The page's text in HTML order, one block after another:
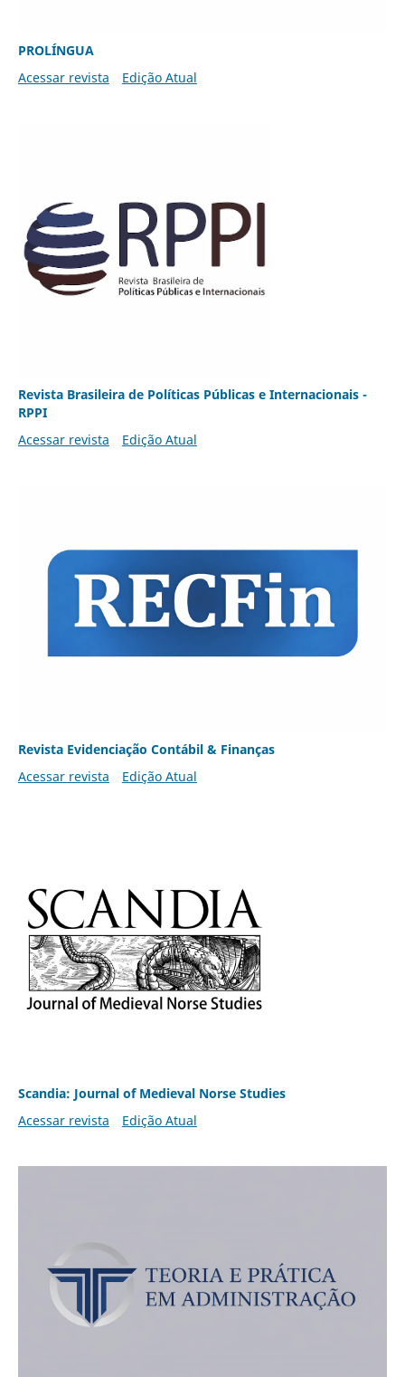
PROLÍNGUA
Acessar revista
Edição Atual
Revista Brasileira de Políticas Públicas e Internacionais -
RPPI
Acessar revista
Edição Atual
Revista Evidenciação Contábil & Finanças
Acessar revista
Edição Atual
Scandia: Journal of Medieval Norse Studies
Acessar revista
Edição Atual